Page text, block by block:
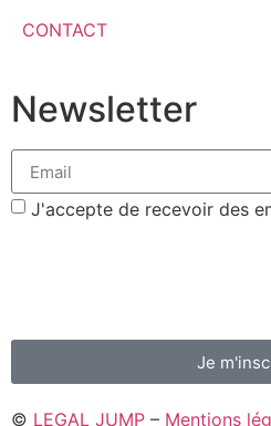
CONTACT
Newsletter
J'accepte de recevoir des
Je
© LEGAL JUMP – Mentions